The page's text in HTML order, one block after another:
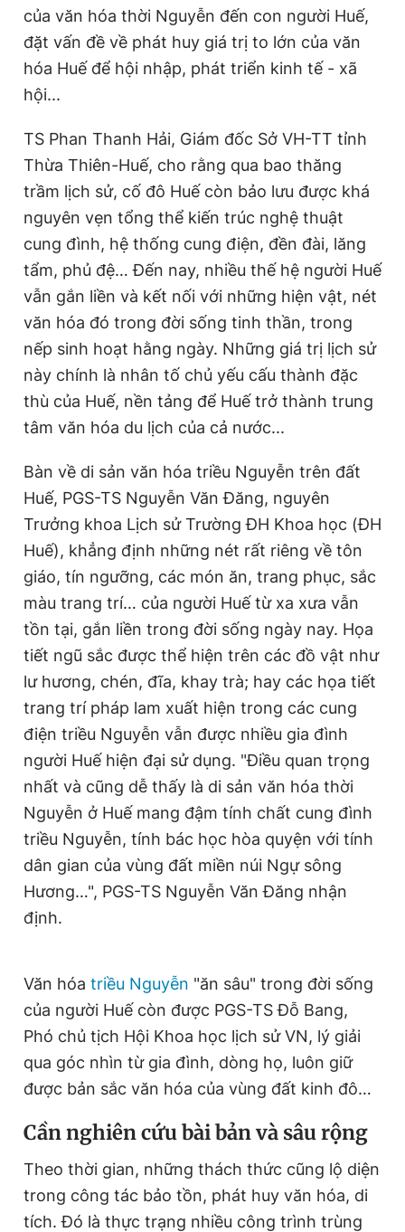
Giấy phép xuất bản số 110/GP - BTTTT cấp ngày 24.3.2020
© 2003-2026 Bản quyền thuộc về Báo Thanh Niên. Cấm sao
chép dưới mọi hình thức nếu không có sự chấp thuận bằng văn
bản. Phát triển bởi ePi Technologies, JSC.
của văn hóa thời Nguyễn đến con người Huế,
đặt vấn đề về phát huy giá trị to lớn của văn
hóa Huế để hội nhập, phát triển kinh tế - xã
hội...
TS Phan Thanh Hải, Giám đốc Sở VH-TT tỉnh
Thừa Thiên-Huế, cho rằng qua bao thăng
trầm lịch sử, cố đô Huế còn bảo lưu được khá
nguyên vẹn tổng thể kiến trúc nghệ thuật
cung đình, hệ thống cung điện, đền đài, lăng
tẩm, phủ đệ… Đến nay, nhiều thế hệ người Huế
vẫn gắn liền và kết nối với những hiện vật, nét
văn hóa đó trong đời sống tinh thần, trong
nếp sinh hoạt hằng ngày. Những giá trị lịch sử
này chính là nhân tố chủ yếu cấu thành đặc
thù của Huế, nền tảng để Huế trở thành trung
tâm văn hóa du lịch của cả nước...
Bàn về di sản văn hóa triều Nguyễn trên đất
Huế, PGS-TS Nguyễn Văn Đăng, nguyên
Trưởng khoa Lịch sử Trường ĐH Khoa học (ĐH
Huế), khẳng định những nét rất riêng về tôn
giáo, tín ngưỡng, các món ăn, trang phục, sắc
màu trang trí… của người Huế từ xa xưa vẫn
tồn tại, gắn liền trong đời sống ngày nay. Họa
tiết ngũ sắc được thể hiện trên các đồ vật như
lư hương, chén, đĩa, khay trà; hay các họa tiết
trang trí pháp lam xuất hiện trong các cung
điện triều Nguyễn vẫn được nhiều gia đình
người Huế hiện đại sử dụng. "Điều quan trọng
nhất và cũng dễ thấy là di sản văn hóa thời
Nguyễn ở Huế mang đậm tính chất cung đình
triều Nguyễn, tính bác học hòa quyện với tính
dân gian của vùng đất miền núi Ngự sông
Hương…", PGS-TS Nguyễn Văn Đăng nhận
định.
Văn hóa triều Nguyễn "ăn sâu" trong đời sống
của người Huế còn được PGS-TS Đỗ Bang,
Phó chủ tịch Hội Khoa học lịch sử VN, lý giải
qua góc nhìn từ gia đình, dòng họ, luôn giữ
được bản sắc văn hóa của vùng đất kinh đô…
Cần nghiên cứu bài bản và sâu rộng
Theo thời gian, những thách thức cũng lộ diện
trong công tác bảo tồn, phát huy văn hóa, di
tích. Đó là thực trạng nhiều công trình trùng